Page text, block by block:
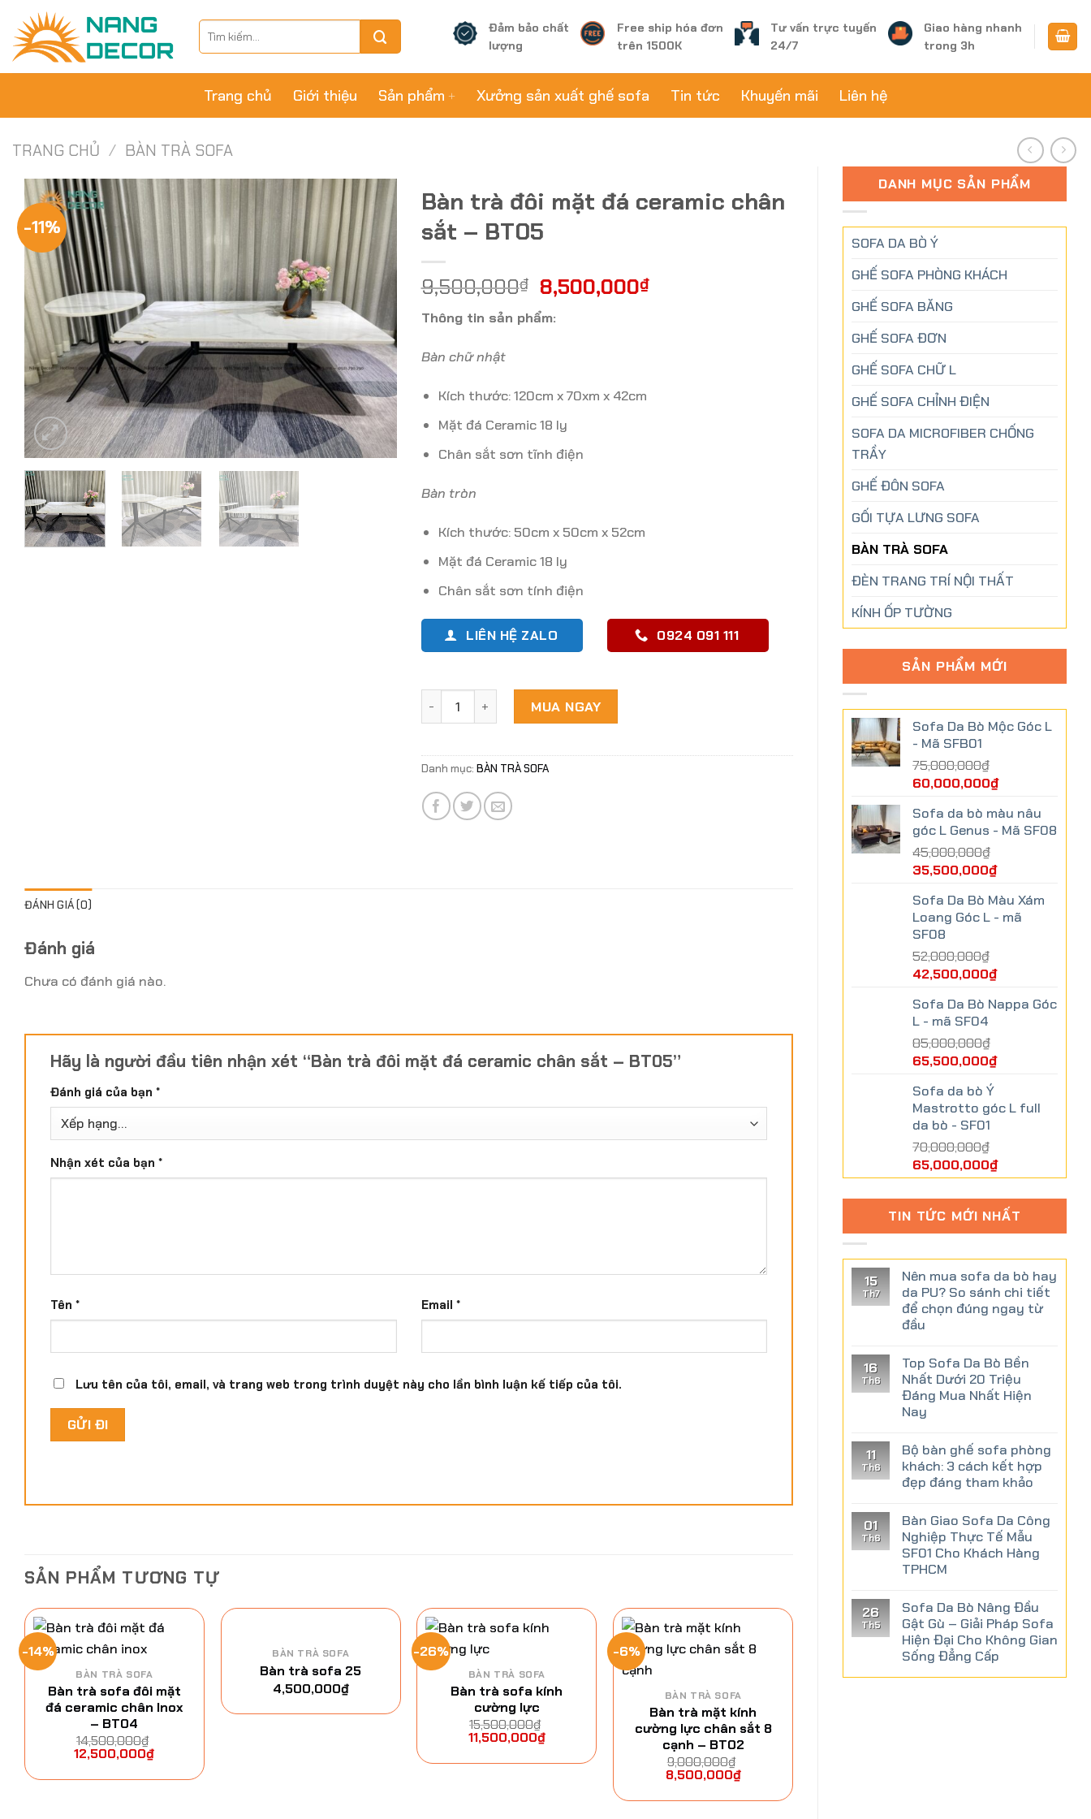
content
Tìm
kiếm:
Đảm bảo chất
lượng
Free ship hóa đơn
trên 1500K
Tư vấn trực tuyến
24/7
Giao hàng nhanh
trong 3h
Trang chủ Giới thiệu Sản phẩm Xưởng sản xuất ghế sofa Tin tức Khuyến mãi Liên hệ
TRANG CHỦ / BÀN TRÀ SOFA
DANH MỤC SẢN PHẨM
SOFA DA BÒ Ý
GHẾ SOFA PHÒNG KHÁCH
GHẾ SOFA BĂNG
GHẾ SOFA ĐƠN
GHẾ SOFA CHỮ L
GHẾ SOFA CHỈNH ĐIỆN
SOFA DA MICROFIBER CHỐNG
TRẦY
GHẾ ĐÔN SOFA
GỐI TỰA LƯNG SOFA
BÀN TRÀ SOFA
ĐÈN TRANG TRÍ NỘI THẤT
KÍNH ỐP TƯỜNG
SẢN PHẨM MỚI
Sofa Da Bò Mộc Góc L
- Mã SFB01
75,000,000₫
60,000,000₫
Sofa da bò màu nâu
góc L Genus - Mã SF08
45,000,000₫
35,500,000₫
Sofa Da Bò Màu Xám
Loang Góc L - mã
SF08
52,000,000₫
42,500,000₫
Sofa Da Bò Nappa Góc
L - mã SF04
85,000,000₫
65,500,000₫
Sofa da bò Ý
Mastrotto góc L full
da bò - SF01
70,000,000₫
65,000,000₫
TIN TỨC MỚI NHẤT
15
Th7
Nên mua sofa da bò hay
da PU? So sánh chi tiết
để chọn đúng ngay từ
đầu
16
Th6
Top Sofa Da Bò Bền
Nhất Dưới 20 Triệu
Đáng Mua Nhất Hiện
Nay
11
Th6
Bộ bàn ghế sofa phòng
khách: 3 cách kết hợp
đẹp đáng tham khảo
01
Th6
Bàn Giao Sofa Da Công
Nghiệp Thực Tế Mẫu
SF01 Cho Khách Hàng
TPHCM
26
Th5
Sofa Da Bò Nâng Đầu
Gật Gù – Giải Pháp Sofa
Hiện Đại Cho Không Gian
Sống Đẳng Cấp
-11%
Bàn trà đôi mặt đá ceramic chân
sắt – BT05
9,500,000₫ 8,500,000₫
Thông tin sản phẩm:
Bàn chữ nhật
Kích thước: 120cm x 70xm x 42cm
Mặt đá Ceramic 18 ly
Chân sắt sơn tĩnh điện
Bàn tròn
Kích thước: 50cm x 50cm x 52cm
Mặt đá Ceramic 18 ly
Chân sắt sơn tính điện
LIÊN HỆ ZALO 0924 091 111
MUA NGAY
Danh mục: BÀN TRÀ SOFA
ĐÁNH GIÁ (0)
Đánh giá
Chưa có đánh giá nào.
Hãy là người đầu tiên nhận xét “Bàn trà đôi mặt đá ceramic chân sắt – BT05”
Đánh giá của bạn *
Nhận xét của bạn *
Tên * Email *
Lưu tên của tôi, email, và trang web trong trình duyệt này cho lần bình luận kế tiếp của tôi.
SẢN PHẨM TƯƠNG TỰ
-14%
BÀN TRÀ SOFA
Bàn trà sofa đôi mặt
đá ceramic chân Inox
– BT04
14,500,000₫
12,500,000₫
BÀN TRÀ SOFA
Bàn trà sofa 25
4,500,000₫
-26%
BÀN TRÀ SOFA
Bàn trà sofa kính
cường lực
15,500,000₫
11,500,000₫
-6%
BÀN TRÀ SOFA
Bàn trà mặt kính
cường lực chân sắt 8
cạnh – BT02
9,000,000₫
8,500,000₫
-21%